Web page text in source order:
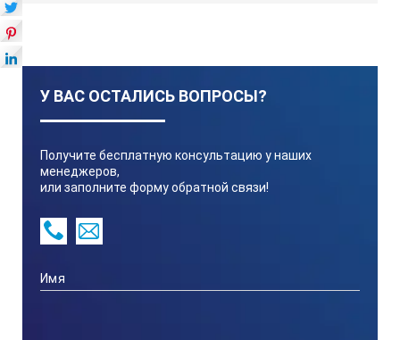
У ВАС ОСТАЛИСЬ ВОПРОСЫ?
Получите бесплатную консультацию у наших
менеджеров,
или заполните форму обратной связи!